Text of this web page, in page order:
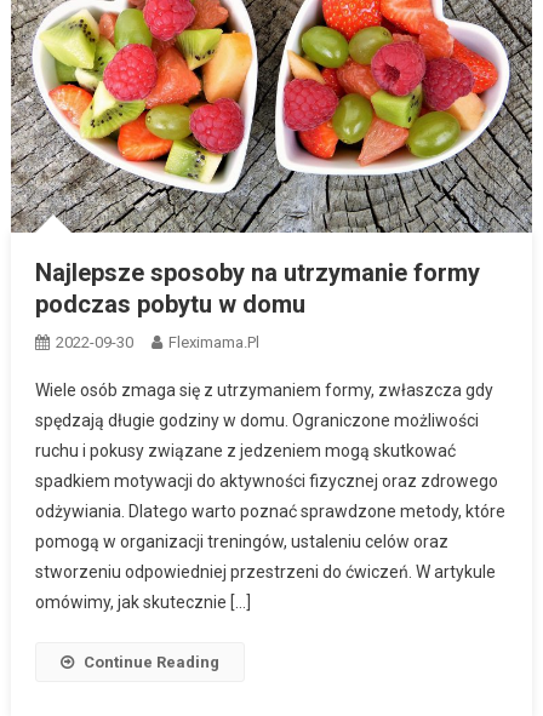
Najlepsze sposoby na utrzymanie formy
podczas pobytu w domu
2022-09-30 Fleximama.pl
Wiele osób zmaga się z utrzymaniem formy, zwłaszcza gdy
spędzają długie godziny w domu. Ograniczone możliwości
ruchu i pokusy związane z jedzeniem mogą skutkować
spadkiem motywacji do aktywności fizycznej oraz zdrowego
odżywiania. Dlatego warto poznać sprawdzone metody, które
pomogą w organizacji treningów, ustaleniu celów oraz
stworzeniu odpowiedniej przestrzeni do ćwiczeń. W artykule
omówimy, jak skutecznie […]
Continue Reading